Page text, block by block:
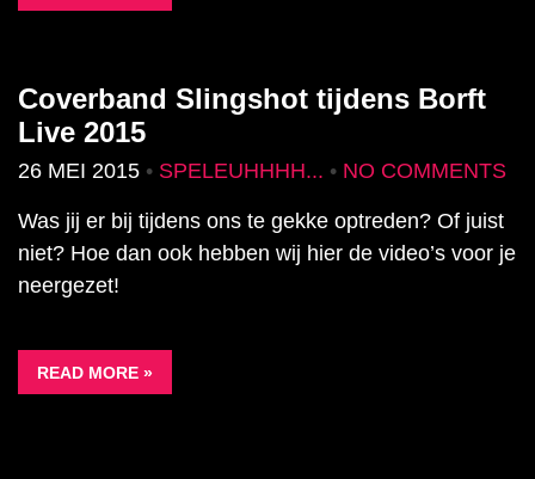
Coverband Slingshot tijdens Borft
Live 2015
26 MEI 2015 • SPELEUHHHH... • NO COMMENTS
Was jij er bij tijdens ons te gekke optreden? Of juist
niet? Hoe dan ook hebben wij hier de video’s voor je
neergezet!
READ MORE »